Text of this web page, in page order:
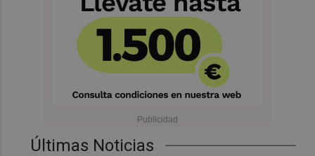
Últimas Noticias